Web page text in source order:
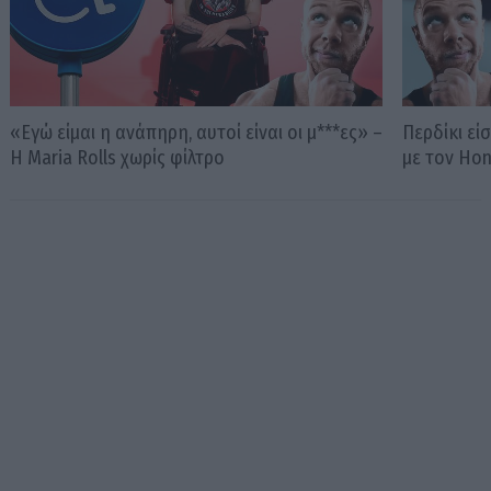
«Εγώ είμαι η ανάπηρη, αυτοί είναι οι μ***ες» –
Η Maria Rolls χωρίς φίλτρο
Περδίκι
με τον